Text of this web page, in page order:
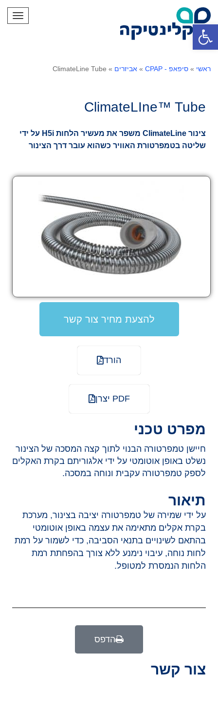
פתח סרגל נגישות
ראשי » סיפאפ - CPAP » אביזרים »
ClimateLine Tube
ClimateLIne™ Tube
צינור ClimateLine משפר את מעשיר הלחות H5i על ידי
שליטה בטמפרטורת האוויר כשהוא עובר דרך הצינור
להצעת מחיר צור קשר
הורד
PDF יצרן
מפרט טכני
חיישן טמפרטורה הבנוי לתוך קצה המסכה של הצינור
נשלט באופן אוטומטי על ידי אלגוריתם בקרת האקלים
לספק טמפרטורה עקבית ונוחה במסכה.
תיאור
על ידי שמירה של טמפרטורה יציבה בצינור, מערכת
בקרת אקלים מתאימה את עצמה באופן אוטומטי
בהתאם לשינויים בתנאי הסביבה, כדי לשמור על רמת
לחות נוחה, עיבוי נימנע ללא צורך בהפחתת רמת
הלחות הנמסרת למטופל.
הדפס
צור קשר